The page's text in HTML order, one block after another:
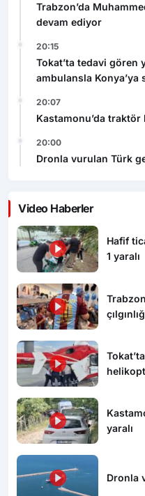
Trabzon’da
devam ediyor
20:15
Tokat’ta tedavi gören
ambulansla Konya’ya
20:07
Kastamonu’da traktör
20:00
Dronla vurulan Türk
Video Haberler
Hafif
1 yaralı
yaralı
Dronla